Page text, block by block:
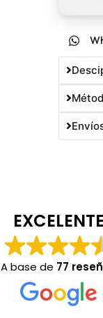
EXCELENTE
A base de 77